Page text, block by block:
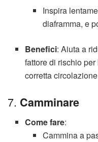
Inspira
diaframma, e
Benefici: Aiuta a
fattore di rischio
corretta
7. Camminare
Come fare:
Cammina a